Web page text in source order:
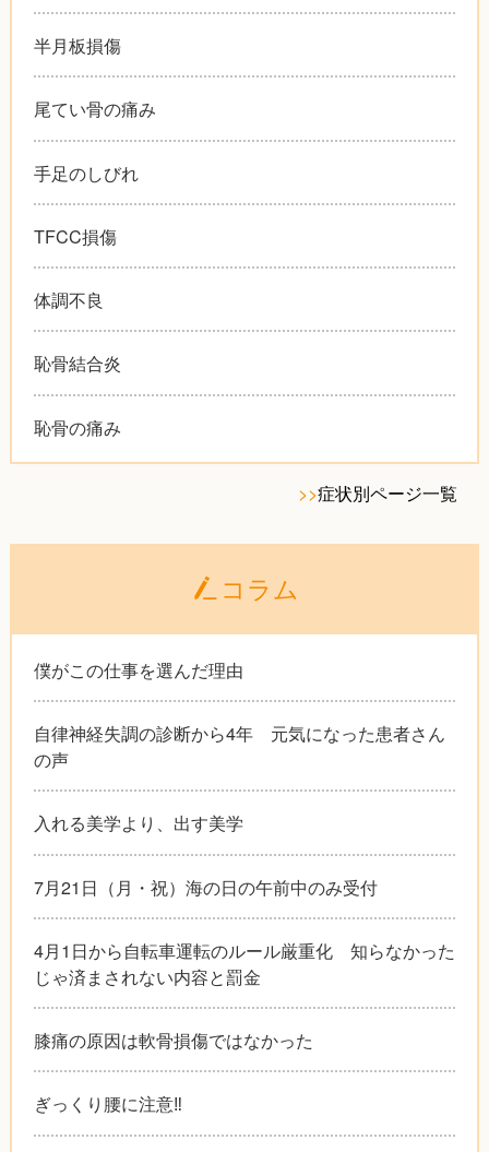
半月板損傷
尾てい骨の痛み
手足のしびれ
TFCC損傷
体調不良
恥骨結合炎
恥骨の痛み
>>症状別ページ一覧
コラム
僕がこの仕事を選んだ理由
自律神経失調の診断から4年 元気になった患者さん
の声
入れる美学より、出す美学
7月21日（月・祝）海の日の午前中のみ受付
4月1日から自転車運転のルール厳重化 知らなかった
じゃ済まされない内容と罰金
膝痛の原因は軟骨損傷ではなかった
ぎっくり腰に注意‼︎